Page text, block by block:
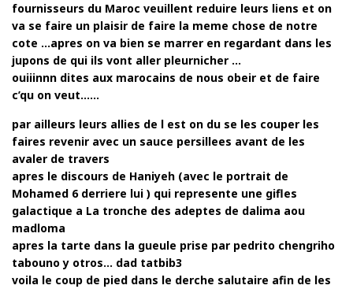
fournisseurs du Maroc veuillent reduire leurs liens et on
va se faire un plaisir de faire la meme chose de notre
cote …apres on va bien se marrer en regardant dans les
jupons de qui ils vont aller pleurnicher …
ouiiinnn dites aux marocains de nous obeir et de faire
c’qu on veut……
par ailleurs leurs allies de l est on du se les couper les
faires revenir avec un sauce persillees avant de les
avaler de travers
apres le discours de Haniyeh (avec le portrait de
Mohamed 6 derriere lui ) qui represente une gifles
galactique a La tronche des adeptes de dalima aou
madloma
apres la tarte dans la gueule prise par pedrito chengriho
tabouno y otros… dad tatbib3
voila le coup de pied dans le derche salutaire afin de les